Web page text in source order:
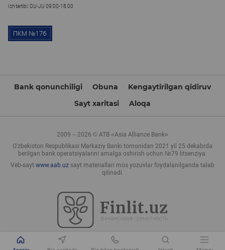
Ish tartibi: DU-JU 09:00-18:00
Bank qonunchiligi Obuna
Kengaytirilgan qidiruv
Sayt xaritasi
Aloqa
2009 – 2026 © ATB «Asia Alliance Bank»
O'zbekiston Respublikasi Markaziy Banki tomonidan 2021 yil 25 dekabrda
berilgan bank operatsiyalarini amalga oshirish uchun №79 litsenziya.
Veb-sayt www.aab.uz sayt materiallari mos yozuvlar foydalanilganda talab
qilinadi.